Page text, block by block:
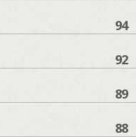
94
92
89
88